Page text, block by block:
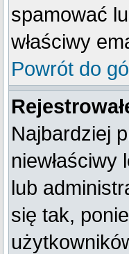
spamować
właściwy
Powrót do
Najbardziej
niewłaściwy
lub
się tak,